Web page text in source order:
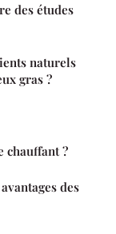
des études
naturels
gras ?
chauffant ?
des